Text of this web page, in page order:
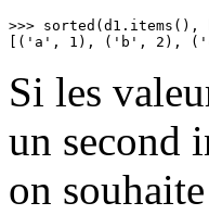
>>> sorted(d1.items(),
[('a', 1), ('b', 2),
Si les
un second
on